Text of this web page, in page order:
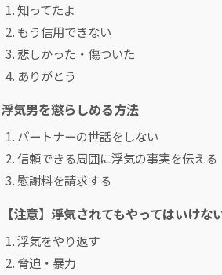
知ってたよ
もう信用できない
悲しかった・傷ついた
ありがとう
浮気男を懲らしめる方法
パートナーの世話をしない
信頼できる周囲に浮気の事実を伝える
慰謝料を請求する
【注意】浮気されてもやってはいけな
浮気をやり返す
脅迫・暴力